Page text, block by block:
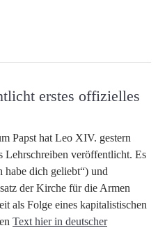
erstes offizielles
Papst hat Leo XIV. gestern
Lehrschreiben veröffentlicht. Es
dich geliebt“) und
der Kirche für die Armen
als Folge eines kapitalistischen
Text hier in deutscher